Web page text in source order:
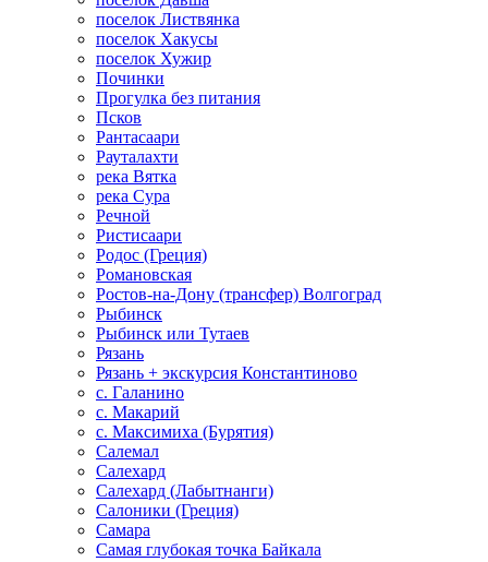
поселок Листвянка
поселок Хакусы
поселок Хужир
Починки
Прогулка без питания
Псков
Рантасаари
Рауталахти
река Вятка
река Сура
Речной
Ристисаари
Родос (Греция)
Романовская
Ростов-на-Дону (трансфер) Волгоград
Рыбинск
Рыбинск или Тутаев
Рязань
Рязань + экскурсия Константиново
с. Галанино
с. Макарий
с. Максимиха (Бурятия)
Салемал
Салехард
Салехард (Лабытнанги)
Салоники (Греция)
Самара
Самая глубокая точка Байкала